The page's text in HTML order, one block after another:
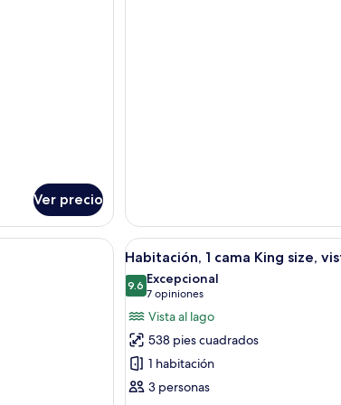
Ver precio
Abrir
todas
las
fotos
de
Habitación,
cama
Caja
6
Habitación, 1 cama King size,
9.69.6 de 10
Excepcional
7 opiniones
(7
opiniones)
Vista al lago
538 pies cuadrados
1 habitación
3 personas